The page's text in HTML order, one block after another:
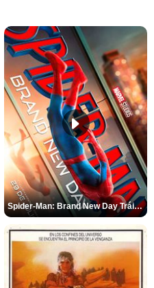
Spider-Man: Brand New Day Tráiler (3)